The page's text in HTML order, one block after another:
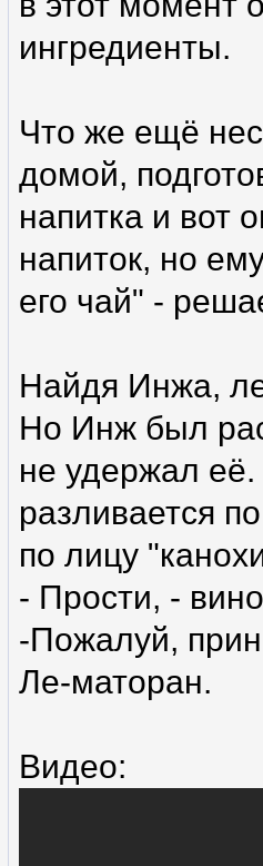
ингредиенты.
Что же ещё
домой,
напитка и вот
напиток, но
его чай" -
Найдя Инжа,
Но Инж был
не удержал её.
разливается
по лицу
- Прости, -
-Пожалуй,
Ле-маторан.
Видео: